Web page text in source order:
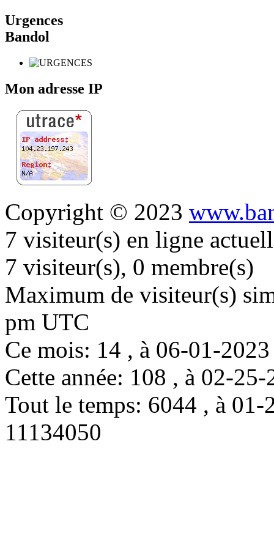
Urgences
Bandol
Mon adresse IP
Copyright © 2023
7 visiteur(s) en ligne
7 visiteur(s), 0 membre(s)
Maximum de visiteur(s)
pm UTC
Ce mois: 14 , à 06-01-
Cette année: 108 , à 02-
Tout le temps: 6044 , à
11134050